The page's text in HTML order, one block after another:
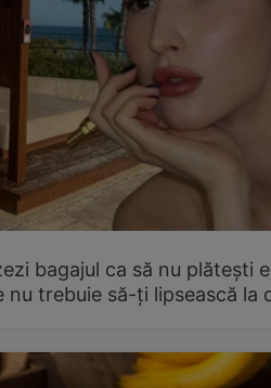
bagajul ca să nu plătești
nu trebuie să-ți lipsească la